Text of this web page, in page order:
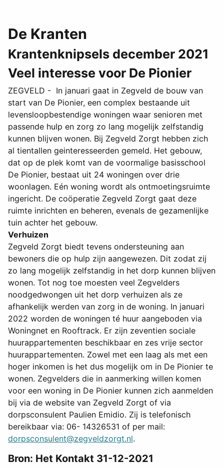
De Kranten
Krantenknipsels december 2021
Veel interesse voor De Pionier
ZEGVELD - In januari gaat in Zegveld de bouw van
start van De Pionier, een complex bestaande uit
levensloopbestendige woningen waar senioren met
passende hulp en zorg zo lang mogelijk zelfstandig
kunnen blijven wonen. Bij Zegveld Zorgt hebben zich
al tientallen geinteresseerden gemeld. Het gebouw,
dat op de plek komt van de voormalige basisschool
De Pionier, bestaat uit 24 woningen over drie
woonlagen. Eén woning wordt als ontmoetingsruimte
ingericht. De coöperatie Zegveld Zorgt gaat deze
ruimte inrichten en beheren, evenals de gezamenlijke
tuin achter het gebouw.
Verhuizen
Zegveld Zorgt biedt tevens ondersteuning aan
bewoners die op hulp zijn aangewezen. Dit zodat zij
zo lang mogelijk zelfstandig in het dorp kunnen blijven
wonen. Tot nog toe moesten veel Zegvelders
noodgedwongen uit het dorp verhuizen als ze
afhankelijk werden van zorg in de woning. In januari
2022 worden de woningen té huur aangeboden via
Woningnet en Rooftrack. Er zijn zeventien sociale
huurappartementen beschikbaar en zes vrije sector
huurappartementen. Zowel met een laag als met een
hoger inkomen is het dus mogelijk om in De Pionier te
wonen. Zegvelders die in aanmerking willen komen
voor een woning in De Pionier kunnen zich aanmelden
bij via de website van Zegveld Zorgt of via
dorpsconsulent Paulien Emidio. Zij is telefonisch
bereikbaar via: 06- 14326531 of per mail:
dorpsconsulent@zegveldzorgt.nl.
Bron: Het Kontakt 31-12-2021